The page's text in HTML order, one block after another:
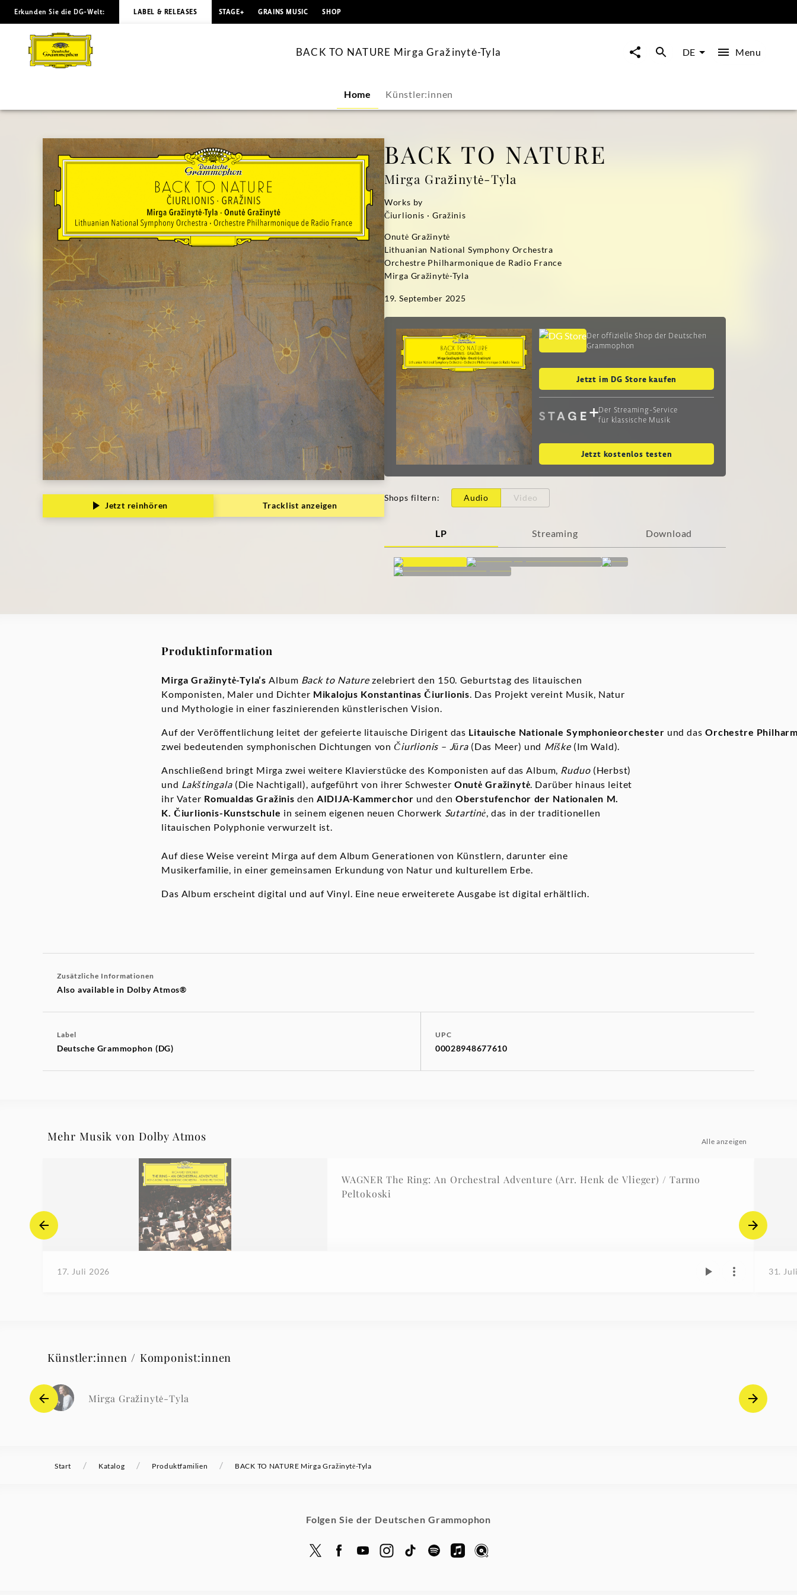
BACK
Mirga
Gražinytė-
Deutsche
Grammophon
Erkunden Sie die DG-Welt: LABEL & RELEASES STAGE+ GRAINS MUSIC SHOP
BACK TO NATURE Mirga Gražinytė-Tyla DE Menu
Home Künstler:innen
Jetzt reinhören Tracklist anzeigen
BACK TO NATURE
Mirga Gražinytė-Tyla
Works by
Čiurlionis · Gražinis
Onutė Gražinytė
Lithuanian National Symphony Orchestra
Orchestre Philharmonique de Radio France
Mirga Gražinytė-Tyla
19. September 2025
Der offizielle Shop der Deutschen
Grammophon
Jetzt im DG Store kaufen
Der Streaming-Service
für klassische Musik
Jetzt kostenlos testen
Shops filtern: Audio Video
LP Streaming Download
Produktinformation
Mirga Gražinytė-Tyla’s Album Back to Naturezelebriert den 150. Geburtstag des litauischen
Komponisten, Maler und Dichter Mikalojus Konstantinas Čiurlionis. Das Projekt vereint Musik, Natur
und Mythologie in einer faszinierenden künstlerischen Vision.
Auf der Veröffentlichung leitet der gefeierte litauische Dirigent das Litauische Nationale Symphonieorchester und dasOrchestre
zwei bedeutenden symphonischen Dichtungen von Čiurlionis – Jūra(Das Meer) und Miške (Im Wald).
Anschließend bringt Mirga zwei weitere Klavierstücke des Komponisten auf das Album, Ruduo (Herbst)
und Lakštingala (Die Nachtigall), aufgeführt von ihrer Schwester Onutė Gražinytė. Darüber hinaus leitet
ihr Vater Romualdas Gražinis den AIDIJA-Kammerchor und denOberstufenchor der Nationalen M.
K. Čiurlionis-Kunstschule in seinem eigenen neuen Chorwerk Sutartinė, das in der traditionellen
litauischen Polyphonie verwurzelt ist.
Auf diese Weise vereint Mirga auf dem Album Generationen von Künstlern, darunter eine
Musikerfamilie, in einer gemeinsamen Erkundung von Natur und kulturellem Erbe.
Das Album erscheint digital und auf Vinyl. Eine neue erweiterete Ausgabe ist digital erhältlich.
Zusätzliche Informationen
Also available in Dolby Atmos®
Label
Deutsche Grammophon (DG)
UPC
00028948677610
Mehr Musik von Dolby Atmos Alle anzeigen
WAGNER The Ring: An Orchestral Adventure (Arr. Henk de Vlieger) / Tarmo
Peltokoski
17. Juli 2026 31.
Künstler:innen / Komponist:innen
Mirga Gražinytė-Tyla
Start / Katalog / Produktfamilien / BACK TO NATURE Mirga Gražinytė-Tyla
Folgen Sie der Deutschen Grammophon